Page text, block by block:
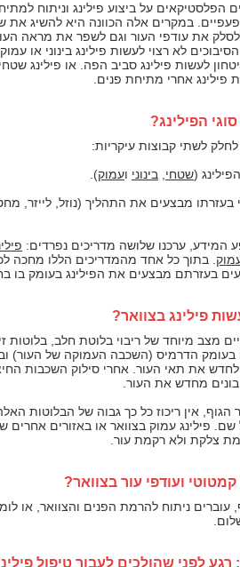
הפלסטיקאים על ביצוע פילינג וניתוח
במקרים אלה הכוונה היא להשיג את
את עודפי העור וגם לשפר את מראה
לא רצוי לעשות פילינג בינוני או
לעשות פילינג סביב הפה. או פילינג
פילינג אחרי מתיחת פנים.
הפילינג?
לשתי קבוצות עיקריות:
(שטחי בינוני ועמוק).
מבצעים את התהליך (נוזל, לייזר,
המידע, ערכנו שלושה מדריכים נפרדים:
. בתוך כל אחד מהמדריכים הללו מחכה
בעזרתם מבצעים את הפילינג בעומק בו
פילינג בצוואר?
מצב מיוחד של ריבוי בלוטת חלב, בלוטות
בעומק הדרמיס (השכבה העמוקה של העור)
את תאי העור. אחרי סילוק השכבות
מחדש את העור.
אין ריכוז כל כך גבוה של הבלוטות
שם. פילינג עמוק בצוואר או באזורים אחרים
צלקת ולא רקמת עור.
ועודפי עור בצוואר?
עוברים ניתוח להרמת הפנים והצוואר, או
לפני שהולכים לעבור טיפול